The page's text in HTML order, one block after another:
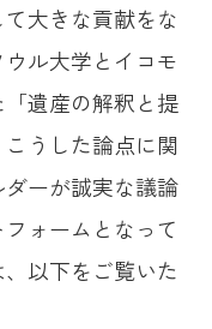
大きな貢献をな
ル大学とイコモ
遺産の解釈と提
うした論点に関
ーが誠実な議論
ォームとなって
以下をご覧いた